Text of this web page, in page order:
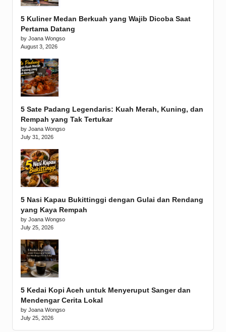
5 Kuliner Medan Berkuah yang Wajib Dicoba Saat
Pertama Datang
by Joana Wongso
August 3, 2026
5 Sate Padang Legendaris: Kuah Merah, Kuning, dan
Rempah yang Tak Tertukar
by Joana Wongso
July 31, 2026
5 Nasi Kapau Bukittinggi dengan Gulai dan Rendang
yang Kaya Rempah
by Joana Wongso
July 25, 2026
5 Kedai Kopi Aceh untuk Menyeruput Sanger dan
Mendengar Cerita Lokal
by Joana Wongso
July 25, 2026